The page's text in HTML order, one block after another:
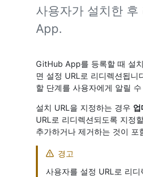
사용자가 설치한
App.
GitHub App를 등록할 때 설
면 설정 URL로 리디렉션됩
할 단계를 사용자에게 알릴
설치 URL을 지정하는 경우
URL로 리디렉션되도록 지정
추가하거나 제거하는 것이 포
경고
사용자를 설정 URL로 리